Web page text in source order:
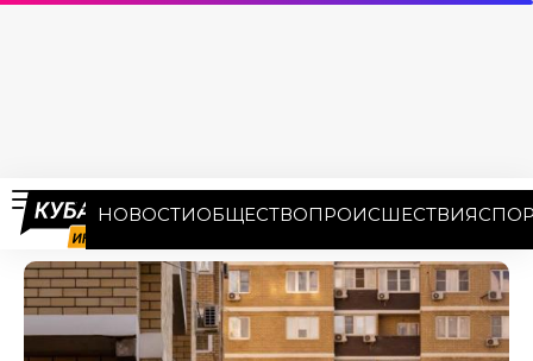
НОВОСТИОБЩЕСТВОПРОИСШЕСТВИЯ